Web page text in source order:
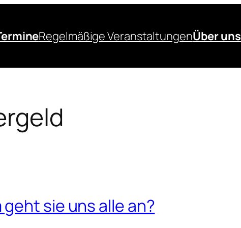
Regelmäßige VeranstaltungenÜber uns
sie uns alle an?